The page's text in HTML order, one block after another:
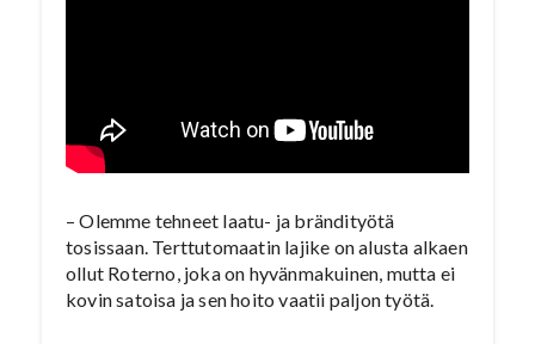
– Olemme tehneet laatu- ja brändityötä
tosissaan. Terttutomaatin lajike on alusta alkaen
ollut Roterno, joka on hyvänmakuinen, mutta ei
kovin satoisa ja sen hoito vaatii paljon työtä.